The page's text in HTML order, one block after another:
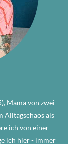
Mama von zwei
Alltagschaos als
ich von einer
ich hier - immer